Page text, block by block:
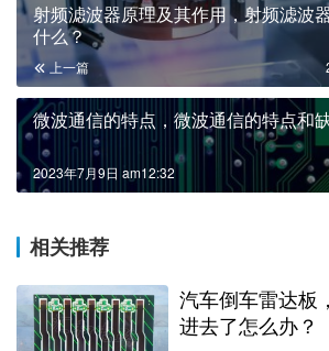
射频滤波器原理及其作用，射频滤波
什么？
上一篇
微波通信的特点，微波通信的特点和
2023年7月9日 am12:32
相关推荐
汽车倒车雷达板
进去了怎么办？